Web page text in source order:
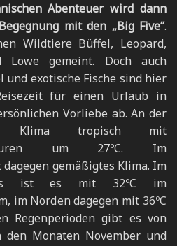
Abenteuer wird dann
mit den „Big Five“.
Wildtiere Büffel, Leopard,
Löwe gemeint. Doch auch
und exotische Fische sind hier
für einen Urlaub in
Vorliebe ab. An der
tropisch mit
um 27ºC. Im
gemäßigtes Klima. Im
ist es mit 32ºC im
im Norden dagegen mit 36ºC
Regenperioden gibt es von
Monaten November und